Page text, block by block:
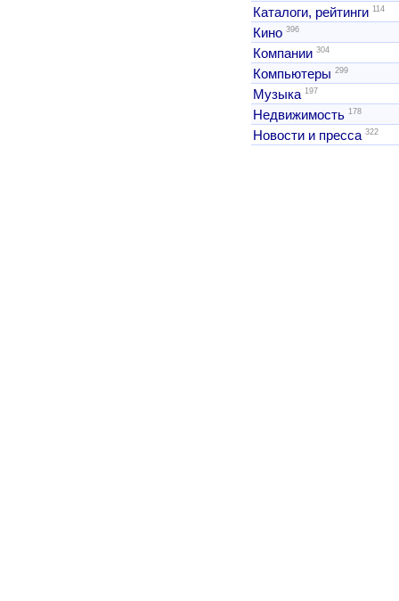
Каталоги, рейтинги 114
Кино 396
Компании 304
Компьютеры 299
Музыка 197
Недвижимость 178
Новости и пресса 322